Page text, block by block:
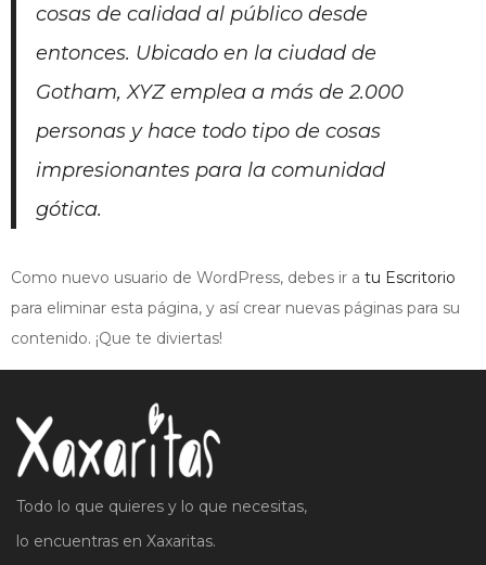
cosas de calidad al público desde
entonces. Ubicado en la ciudad de
Gotham, XYZ emplea a más de 2.000
personas y hace todo tipo de cosas
impresionantes para la comunidad
gótica.
Como nuevo usuario de WordPress, debes ir a tu Escritorio
para eliminar esta página, y así crear nuevas páginas para su
contenido. ¡Que te diviertas!
Todo lo que quieres y lo que necesitas,
lo encuentras en Xaxaritas.